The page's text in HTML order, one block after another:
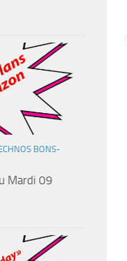
BONS-
Mardi 09